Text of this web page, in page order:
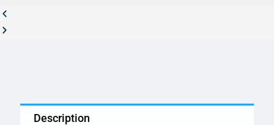
Description